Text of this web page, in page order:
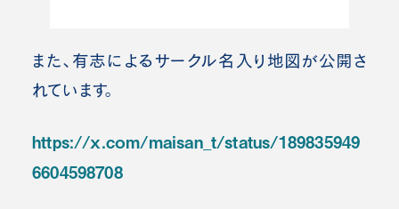
また、有志によるサークル名入り地図が公開さ
れています。
https://x.com/maisan_t/status/189835949
6604598708